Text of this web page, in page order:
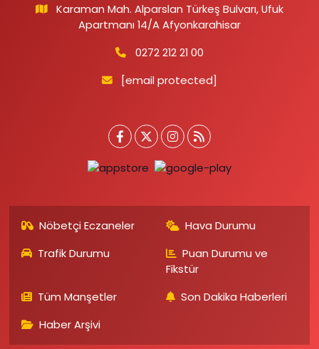
Karaman Mah. Alparslan Türkeş Bulvarı, Ufuk
Apartmanı 14/A Afyonkarahisar
0272 212 21 00
[email protected]
Nöbetçi Eczaneler
Hava Durumu
Trafik Durumu
Puan Durumu ve
Fikstür
Tüm Manşetler
Son Dakika Haberleri
Haber Arşivi